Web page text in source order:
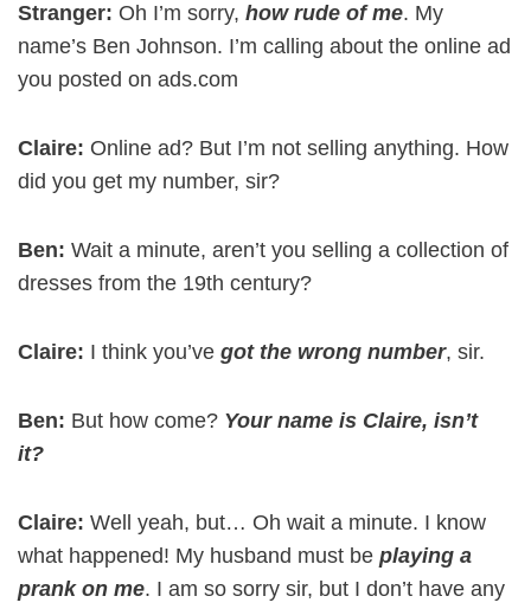
Stranger: Oh I’m sorry, how rude of me. My
name’s Ben Johnson. I’m calling about the online ad
you posted on ads.com
Claire: Online ad? But I’m not selling anything. How
did you get my number, sir?
Ben: Wait a minute, aren’t you selling a collection of
dresses from the 19th century?
Claire: I think you’ve got the wrong number, sir.
Ben: But how come? Your name is Claire, isn’t
it?
Claire: Well yeah, but… Oh wait a minute. I know
what happened! My husband must be playing a
prank on me. I am so sorry sir, but I don’t have any